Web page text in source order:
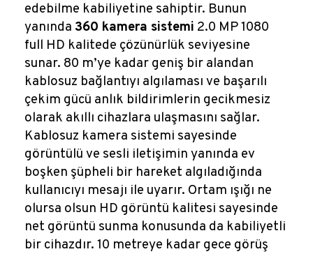
edebilme kabiliyetine sahiptir. Bunun
yanında 360 kamera sistemi 2.0 MP 1080
full HD kalitede çözünürlük seviyesine
sunar. 80 m’ye kadar geniş bir alandan
kablosuz bağlantıyı algılaması ve başarılı
çekim gücü anlık bildirimlerin gecikmesiz
olarak akıllı cihazlara ulaşmasını sağlar.
Kablosuz kamera sistemi sayesinde
görüntülü ve sesli iletişimin yanında ev
boşken şüpheli bir hareket algıladığında
kullanıcıyı mesajı ile uyarır. Ortam ışığı ne
olursa olsun HD görüntü kalitesi sayesinde
net görüntü sunma konusunda da kabiliyetli
bir cihazdır. 10 metreye kadar gece görüş